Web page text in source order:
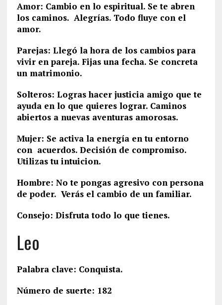
Amor: Cambio en lo espiritual. Se te abren
los caminos. Alegrías. Todo fluye con el
amor.
Parejas: Llegó la hora de los cambios para
vivir en pareja. Fijas una fecha. Se concreta
un matrimonio.
Solteros: Logras hacer justicia amigo que te
ayuda en lo que quieres lograr. Caminos
abiertos a nuevas aventuras amorosas.
Mujer: Se activa la energía en tu entorno
con acuerdos. Decisión de compromiso.
Utilizas tu intuicion.
Hombre: No te pongas agresivo con persona
de poder. Verás el cambio de un familiar.
Consejo: Disfruta todo lo que tienes.
Leo
Palabra clave: Conquista.
Número de suerte: 182